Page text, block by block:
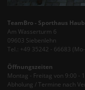
TeamBro - Sporthaus
Am Wasserturm 6
09603 Siebenlehn
Tel.: +49 35242 - 66683
Öffnungszeiten
Montag - Freitag von 9:00 -
Abholung / Termine nach